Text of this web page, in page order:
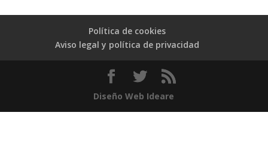
Política de cookies
Aviso legal y política de privacidad
Diseño Web Ideare